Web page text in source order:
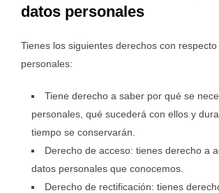
datos personales
Tienes los siguientes derechos con
personales:
Tiene derecho a saber por qué se
personales, qué sucederá con ellos y
tiempo se conservarán.
Derecho de acceso: tienes derecho a
datos personales que conocemos.
Derecho de rectificación: tienes